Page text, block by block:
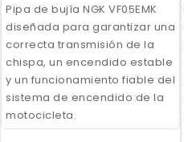
Pipa de bujía NGK VF05EMK
diseñada para garantizar una
correcta transmisión de la
chispa, un encendido estable
y un funcionamiento fiable del
sistema de encendido de la
motocicleta.